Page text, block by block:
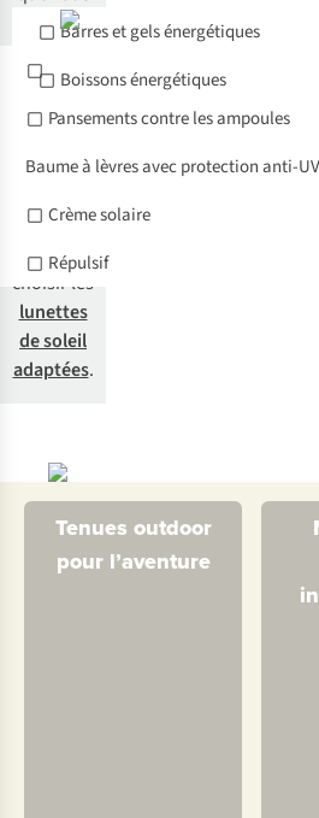
courez,
protéger
vos yeux
rayons UV
Nous vous
aidons à
choisir les
lunettes
de soleil
adaptées.
Tape de sport
Pansements contre les ampoules
Baume à lèvres avec protection anti-UV
Crème solaire
Répulsif
Barres et gels énergétiques
Boissons énergétiques
Tenues outdoor
pour l’aventure